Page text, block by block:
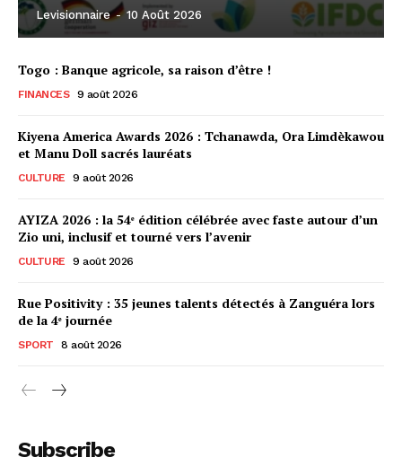
Levisionnaire - 10 Août 2026
Togo : Banque agricole, sa raison d’être !
FINANCES 9 août 2026
Kiyena America Awards 2026 : Tchanawda, Ora Limdèkawou
et Manu Doll sacrés lauréats
CULTURE 9 août 2026
AYIZA 2026 : la 54ᵉ édition célébrée avec faste autour d’un
Zio uni, inclusif et tourné vers l’avenir
CULTURE 9 août 2026
Rue Positivity : 35 jeunes talents détectés à Zanguéra lors
de la 4ᵉ journée
SPORT 8 août 2026
Subscribe